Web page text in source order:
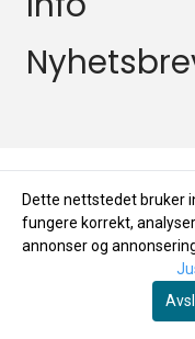
7047 Trondheim
Org. nr. 971146761
Miljøprofil
Salgsbetingelser
Personvern
Registrer deg
Dette nettstedet bruker
fungere korrekt,
annonser og